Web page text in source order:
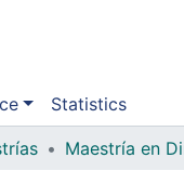
Statistics